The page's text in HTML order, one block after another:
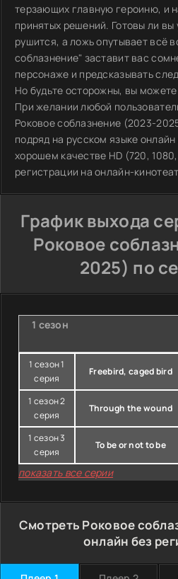
терзающих главную героиню, и
принятых решений. Готовы ли вы
рушится, а ложь опутывает всё
соблазнение" заставит вас
персонаже и предсказывать
Но будьте осторожны, вы
При желании любой
Роковое соблазнение (2023-
подряд на русском языке
хорошем качестве HD (720,
регистрации на онлайн-
График выхода
Роковое
2025) по
1 сезон
1 сезон 1
серия
Freebird, caged bird
1 сезон 2
серия
Through the wound
1 сезон 3
серия
To be or not to be
показать все серии
Смотреть Роковое
онлайн без